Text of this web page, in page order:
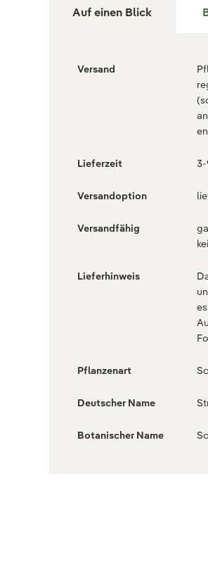
Auf einen Blick
Versand
Lieferzeit 3-
Versandoption
Versandfähig
Lieferhinweis
Pflanzenart
Deutscher Name
Botanischer Name